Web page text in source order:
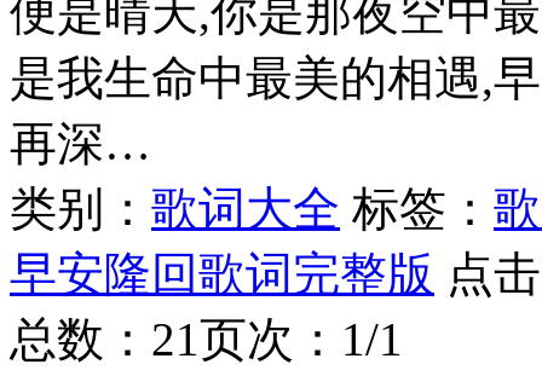
便是晴天,你是那夜空中
是我生命中最美的相遇,
再深…
类别： 歌词大全 标签：
早安隆回歌词完整版 点
总数：21页次：1/1